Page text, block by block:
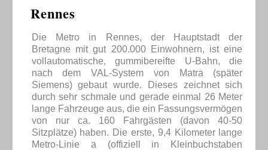
Rennes
Die Metro in Rennes, der Hauptstadt der
Bretagne mit gut 200.000 Einwohnern, ist eine
vollautomatische, gummibereifte U-Bahn, die
nach dem VAL-System von Matra (später
Siemens) gebaut wurde. Dieses zeichnet sich
durch sehr schmale und gerade einmal 26 Meter
lange Fahrzeuge aus, die ein Fassungsvermögen
von nur ca. 160 Fahrgästen (davon 40-50
Sitzplätze) haben. Die erste, 9,4 Kilometer lange
Metro-Linie a (offiziell in Kleinbuchstaben